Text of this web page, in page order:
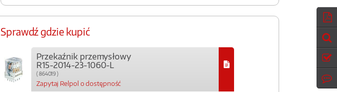
Sprawdź gdzie kupić
Przekaźnik przemysłowy
R15-2014-23-1060-L
( 864019 )
Zapytaj Relpol o dostępność